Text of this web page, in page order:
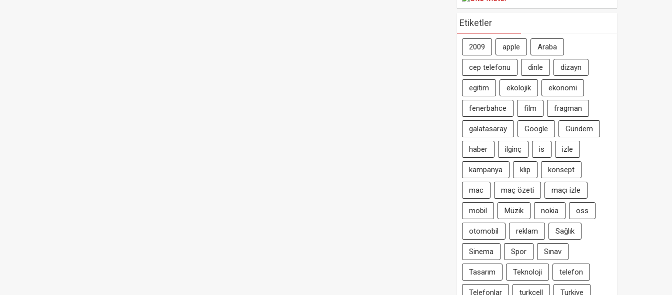
Etiketler
2009 apple Araba
cep telefonu dinle dizayn
egitim ekolojik ekonomi
fenerbahce film fragman
galatasaray Google Gündem
haber ilginç is izle
kampanya klip konsept
mac maç özeti maçı izle
mobil Müzik nokia oss
otomobil reklam Sağlık
Sinema Spor Sınav
Tasarım Teknoloji telefon
Telefonlar turkcell Turkiye